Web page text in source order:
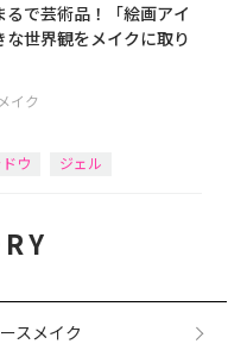
るで芸術品！「絵画アイ
世界観をメイクに取り
イク
ウ ジェル
スメイク